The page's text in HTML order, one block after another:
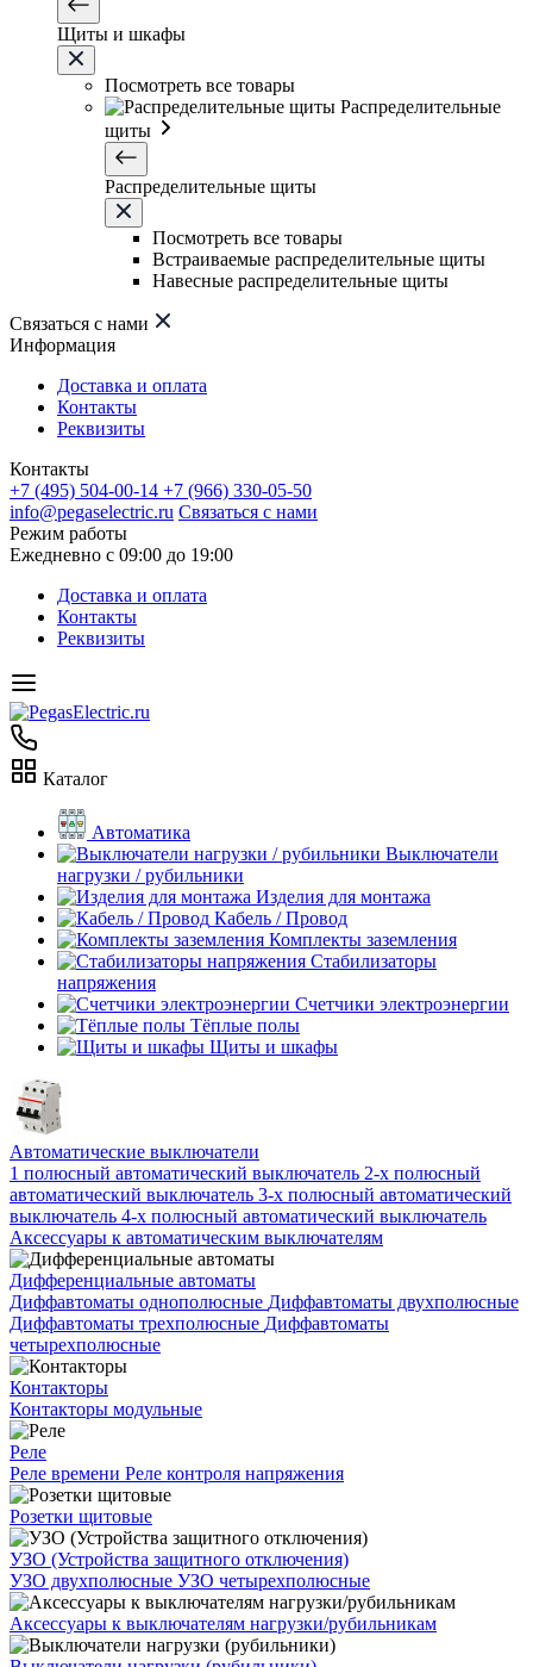
Щиты и шкафы
Посмотреть все товары
Распределительные
щиты
Распределительные щиты
Посмотреть все товары
Встраиваемые распределительные щиты
Навесные распределительные щиты
Связаться с нами
Информация
Доставка и оплата
Контакты
Реквизиты
Контакты
+7 (495) 504-00-14 +7 (966) 330-05-50
info@pegaselectric.ru Связаться с нами
Режим работы
Ежедневно с 09:00 до 19:00
Доставка и оплата
Контакты
Реквизиты
Каталог
Автоматика
Выключатели
нагрузки / рубильники
Изделия для монтажа
Кабель / Провод
Комплекты заземления
Стабилизаторы
напряжения
Счетчики электроэнергии
Тёплые полы
Щиты и шкафы
Автоматические выключатели
1 полюсный автоматический выключатель 2-х полюсный
автоматический выключатель 3-х полюсный автоматический
выключатель 4-х полюсный автоматический выключатель
Аксессуары к автоматическим выключателям
Дифференциальные автоматы
Диффавтоматы однополюсные Диффавтоматы двухполюсные
Диффавтоматы трехполюсные Диффавтоматы
четырехполюсные
Контакторы
Контакторы модульные
Реле
Реле времени Реле контроля напряжения
Розетки щитовые
УЗО (Устройства защитного отключения)
УЗО двухполюсные УЗО четырехполюсные
Аксессуары к выключателям нагрузки/рубильникам